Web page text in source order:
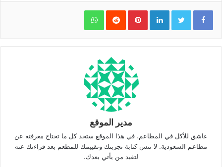
LinkedIn
Pinterest
WhatsApp
مدير الموقع
عاشق للأكل في المطاعم، في هذا الموقع ستجد كل ما تحتاج معرفته عن
مطاعم السعودية. لا تنس كتابة تجربتك وتقييمك للمطعم بعد قراءتك عنه
لتفيد من يأتي بعدك.